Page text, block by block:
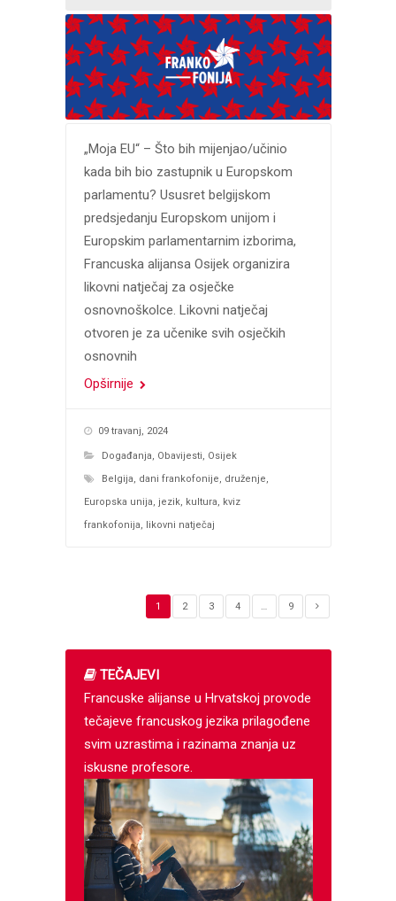
„Moja EU“ – Što bih mijenjao/učinio
kada bih bio zastupnik u Europskom
parlamentu? Ususret belgijskom
predsjedanju Europskom unijom i
Europskim parlamentarnim izborima,
Francuska alijansa Osijek organizira
likovni natječaj za osječke
osnovnoškolce. Likovni natječaj
otvoren je za učenike svih osječkih
osnovnih
Opširnije
09 travanj, 2024
Događanja, Obavijesti, Osijek
Belgija, dani frankofonije, druženje,
Europska unija, jezik, kultura, kviz
frankofonija, likovni natječaj
1 2 3 4 … 9
TEČAJEVI
Francuske alijanse u Hrvatskoj provode
tečajeve francuskog jezika prilagođene
svim uzrastima i razinama znanja uz
iskusne profesore.